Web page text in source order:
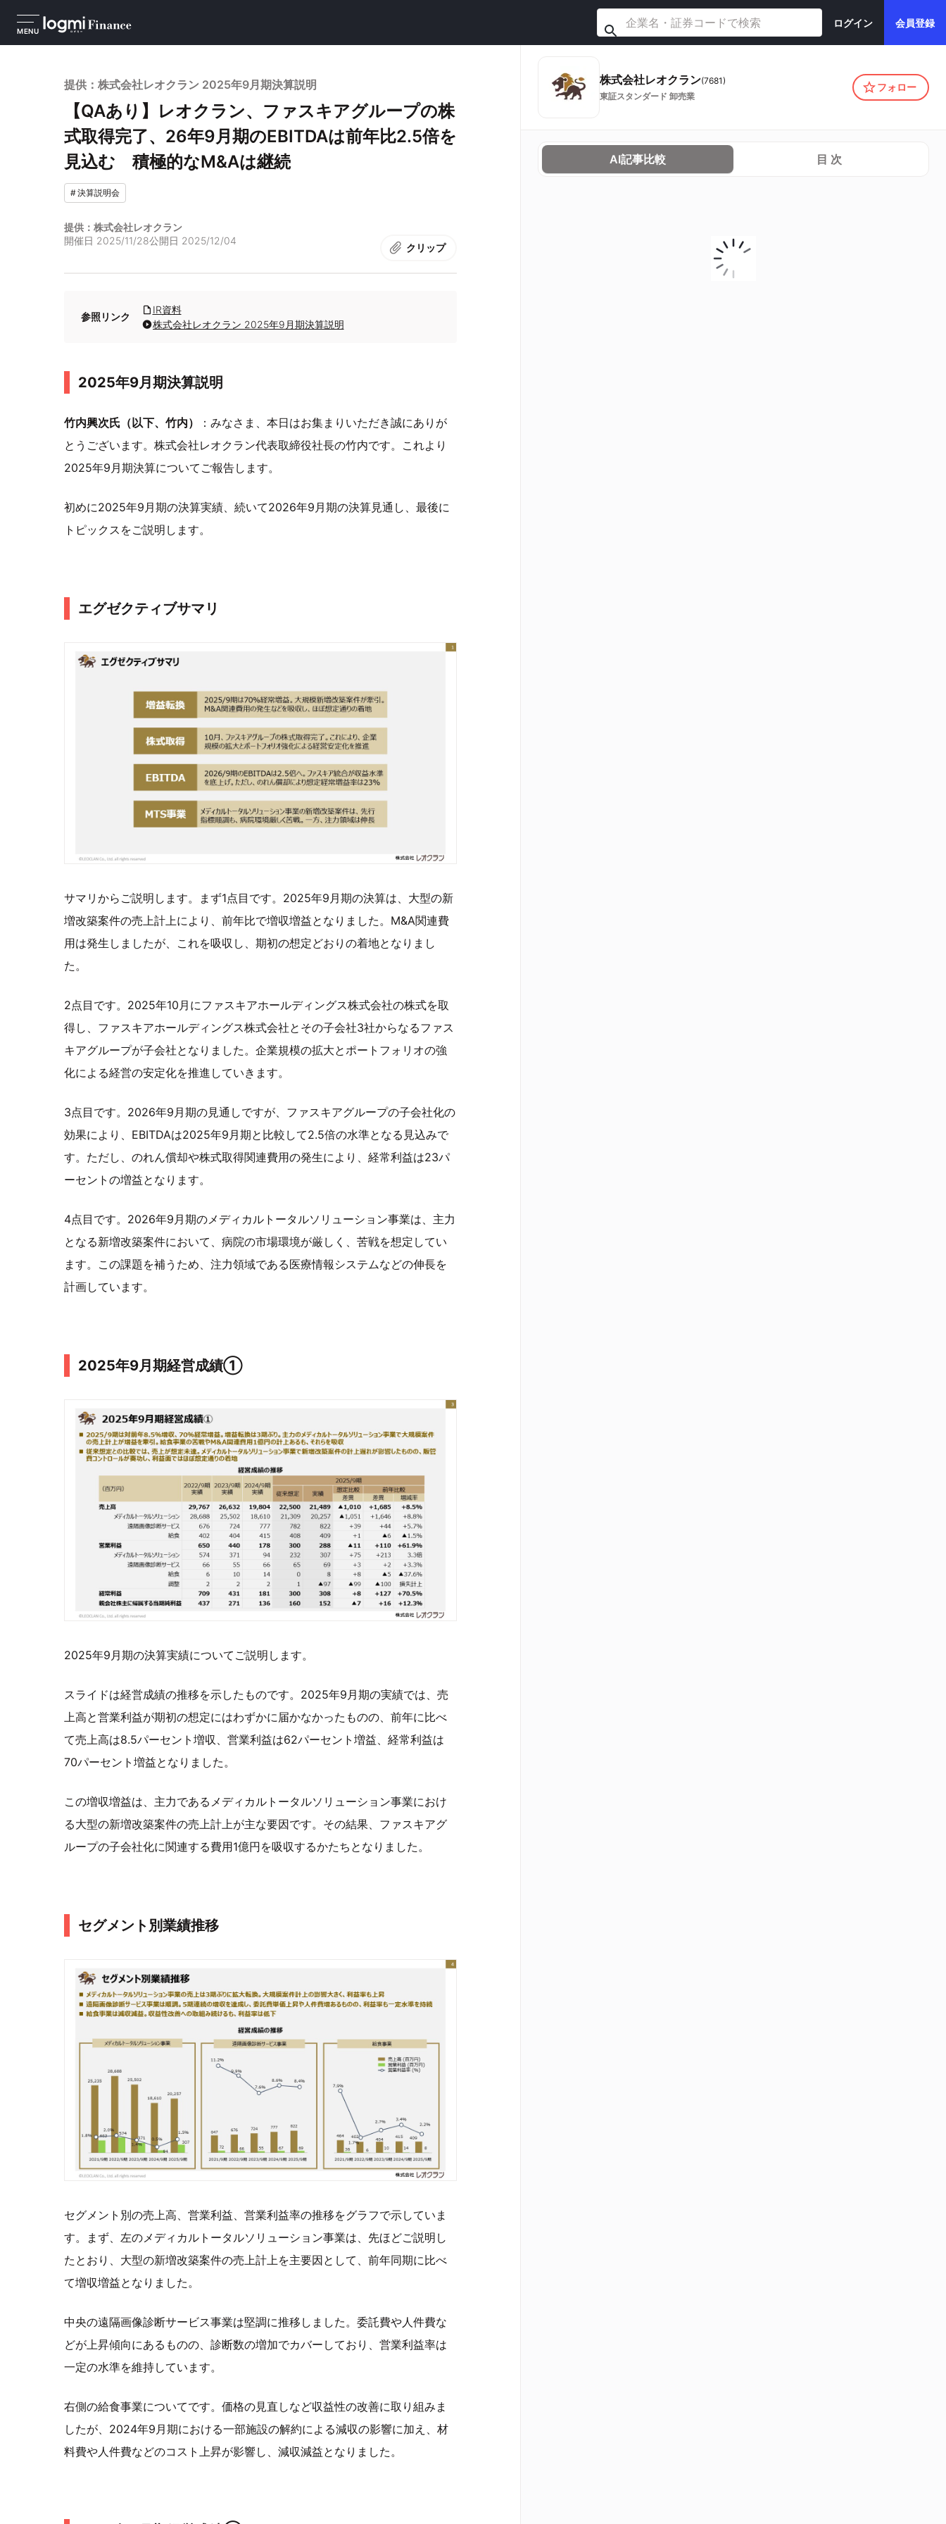
MENU
ログイン 会員登録
提供：株式会社レオクラン 2025年9月期決算説明
【QAあり】レオクラン、ファスキアグループの株
式取得完了、26年9月期のEBITDAは前年比2.5倍を
見込む 積極的なM&Aは継続
#決算説明会
提供：株式会社レオクラン
開催日 2025/11/28公開日 2025/12/04
クリップ
参照リンク
IR資料
株式会社レオクラン 2025年9月期決算説明
2025年9月期決算説明
竹内興次氏（以下、竹内）
：みなさま、本日はお集まりいただき誠にありが
とうございます。株式会社レオクラン代表取締役社長の竹内です。これより
2025年9月期決算についてご報告します。
初めに2025年9月期の決算実績、続いて2026年9月期の決算見通し、最後に
トピックスをご説明します。
エグゼクティブサマリ
サマリからご説明します。まず1点目です。2025年9月期の決算は、大型の新
増改築案件の売上計上により、前年比で増収増益となりました。M&A関連費
用は発生しましたが、これを吸収し、期初の想定どおりの着地となりまし
た。
2点目です。2025年10月にファスキアホールディングス株式会社の株式を取
得し、ファスキアホールディングス株式会社とその子会社3社からなるファス
キアグループが子会社となりました。企業規模の拡大とポートフォリオの強
化による経営の安定化を推進していきます。
3点目です。2026年9月期の見通しですが、ファスキアグループの子会社化の
効果により、EBITDAは2025年9月期と比較して2.5倍の水準となる見込みで
す。ただし、のれん償却や株式取得関連費用の発生により、経常利益は23パ
ーセントの増益となります。
4点目です。2026年9月期のメディカルトータルソリューション事業は、主力
となる新増改築案件において、病院の市場環境が厳しく、苦戦を想定してい
ます。この課題を補うため、注力領域である医療情報システムなどの伸長を
計画しています。
2025年9月期経営成績①
2025年9月期の決算実績についてご説明します。
スライドは経営成績の推移を示したものです。2025年9月期の実績では、売
上高と営業利益が期初の想定にはわずかに届かなかったものの、前年に比べ
て売上高は8.5パーセント増収、営業利益は62パーセント増益、経常利益は
70パーセント増益となりました。
この増収増益は、主力であるメディカルトータルソリューション事業におけ
る大型の新増改築案件の売上計上が主な要因です。その結果、ファスキアグ
ループの子会社化に関連する費用1億円を吸収するかたちとなりました。
セグメント別業績推移
セグメント別の売上高、営業利益、営業利益率の推移をグラフで示していま
す。まず、左のメディカルトータルソリューション事業は、先ほどご説明し
たとおり、大型の新増改築案件の売上計上を主要因として、前年同期に比べ
て増収増益となりました。
中央の遠隔画像診断サービス事業は堅調に推移しました。委託費や人件費な
どが上昇傾向にあるものの、診断数の増加でカバーしており、営業利益率は
一定の水準を維持しています。
右側の給食事業についてです。価格の見直しなど収益性の改善に取り組みま
したが、2024年9月期における一部施設の解約による減収の影響に加え、材
料費や人件費などのコスト上昇が影響し、減収減益となりました。
株式会社レオクラン(7681)
東証スタンダード 卸売業
フォロー
AI記事比較 目 次